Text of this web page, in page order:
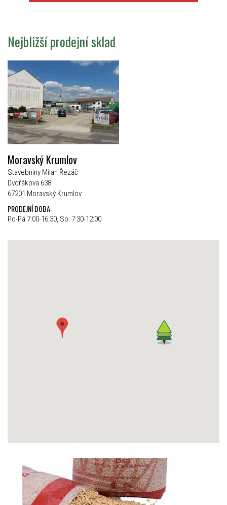
Nejbližší prodejní sklad
Moravský Krumlov
Stavebniny Milan Řezáč
Dvořákova 638
67201 Moravský Krumlov
PRODEJNÍ DOBA:
Po-Pá 7:00-16:30, So: 7:30-12:00